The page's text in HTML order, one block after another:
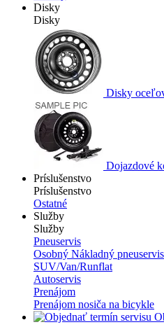
Disky
Disky
Disky
Dojazdové
Príslušenstvo
Príslušenstvo
Ostatné
Služby
Služby
Pneuservis
Osobný Nákladný pneuservis
SUV/Van/Runflat
Autoservis
Prenájom
Prenájom nosiča na bicykle